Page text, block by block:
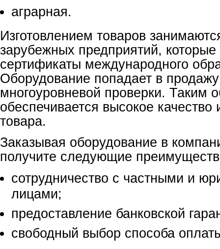
аграрная.
Изготовлением товаров
зарубежных предприятий,
сертификаты международного
Оборудование попадает в
многоуровневой проверки. Таким
обеспечивается высокое качество
товара.
Заказывая оборудование в
получите следующие
сотрудничество с частными и
лицами;
предоставление банковской
свободный выбор способа